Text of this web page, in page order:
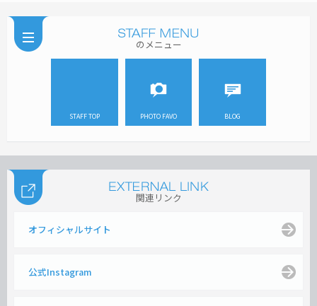
のメニュー
STAFF TOP PHOTO FAVO BLOG
関連リンク
オフィシャルサイト
公式Instagram